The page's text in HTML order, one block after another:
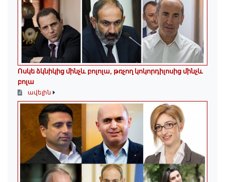
Ոսկե ձկնիկից մինչև բոլոլա, թռչող կոկորդիլոսից մինչև
բոլա
ավելին